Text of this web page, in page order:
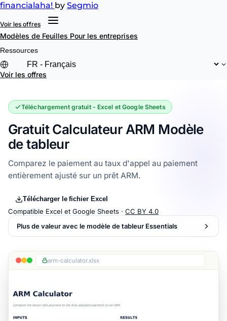
financialaha! by Segmio
Voir les offres
Modèles de Feuilles Pour les entreprises
Ressources
Voir les offres
Téléchargement gratuit - Excel et Google Sheets
Gratuit Calculateur ARM Modèle
de tableur
Comparez le paiement au taux d'appel au paiement
entièrement ajusté sur un prêt ARM.
Télécharger le fichier Excel
Compatible Excel et Google Sheets · CC BY 4.0
Plus de valeur avec le modèle de tableur Essentials
arm-calculator.xlsx